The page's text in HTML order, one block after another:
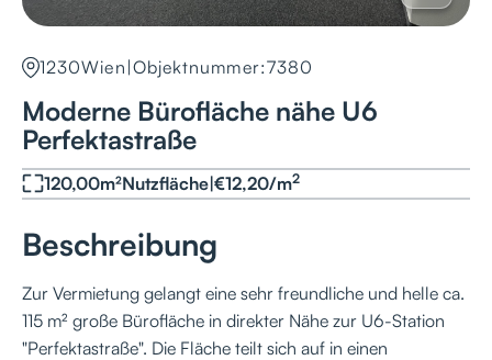
1230Wien |Objektnummer:7380
Moderne Bürofläche nähe U6
Perfektastraße
120,00m²Nutzfläche|€12,20/m2
Beschreibung
Zur Vermietung gelangt eine sehr freundliche und helle ca.
115 m² große Bürofläche in direkter Nähe zur U6-Station
"Perfektastraße". Die Fläche teilt sich auf in einen